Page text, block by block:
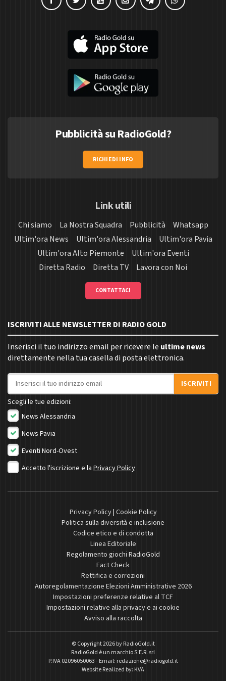
Pubblicità su RadioGold?
RICHIEDI INFO
Link utili
Chi siamo La Nostra Squadra Pubblicità
Whatsapp
Ultim'ora News
Ultim'ora Alessandria
Ultim'ora Pavia
Ultim'ora Alto Piemonte
Ultim'ora Eventi
Diretta Radio
Diretta TV Lavora con Noi
CONTATTACI
ISCRIVITI ALLE NEWSLETTER DI RADIO GOLD
Inserisci il tuo indirizzo email per ricevere le ultime news
direttamente nella tua casella di posta elettronica.
Indirizzo email
ISCRIVITI
Scegli le tue edizioni:
News Alessandria
News Pavia
Eventi Nord-Ovest
Accetto l'iscrizione e la Privacy Policy
Privacy Policy| Cookie Policy
Politica sulla diversità e inclusione
Codice etico e di condotta
Linea Editoriale
Regolamento giochi RadioGold
Fact Check
Rettifica e correzioni
Autoregolamentazione Elezioni Amministrative 2026
Impostazioni preferenze relative al TCF
Impostazioni relative alla privacy e ai cookie
Avviso alla raccolta
© Copyright 2026 byRadioGold.it
RadioGold è un marchio S.E.R. srl
P.IVA 02096050063 - Email: redazione@radiogold.it
Website Realized by: KVA